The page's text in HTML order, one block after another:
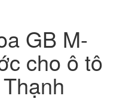
GB M-
cho ô tô